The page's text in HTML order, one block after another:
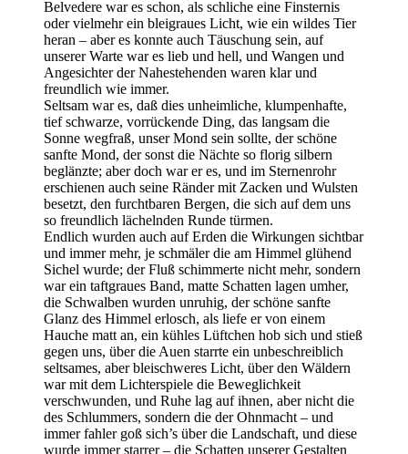
Belvedere war es schon, als schliche eine Finsternis
oder vielmehr ein bleigraues Licht, wie ein wildes Tier
heran – aber es konnte auch Täuschung sein, auf
unserer Warte war es lieb und hell, und Wangen und
Angesichter der Nahestehenden waren klar und
freundlich wie immer.
Seltsam war es, daß dies unheimliche, klumpenhafte,
tief schwarze, vorrückende Ding, das langsam die
Sonne wegfraß, unser Mond sein sollte, der schöne
sanfte Mond, der sonst die Nächte so florig silbern
beglänzte; aber doch war er es, und im Sternenrohr
erschienen auch seine Ränder mit Zacken und Wulsten
besetzt, den furchtbaren Bergen, die sich auf dem uns
so freundlich lächelnden Runde türmen.
Endlich wurden auch auf Erden die Wirkungen sichtbar
und immer mehr, je schmäler die am Himmel glühend
Sichel wurde; der Fluß schimmerte nicht mehr, sondern
war ein taftgraues Band, matte Schatten lagen umher,
die Schwalben wurden unruhig, der schöne sanfte
Glanz des Himmel erlosch, als liefe er von einem
Hauche matt an, ein kühles Lüftchen hob sich und stieß
gegen uns, über die Auen starrte ein unbeschreiblich
seltsames, aber bleischweres Licht, über den Wäldern
war mit dem Lichterspiele die Beweglichkeit
verschwunden, und Ruhe lag auf ihnen, aber nicht die
des Schlummers, sondern die der Ohnmacht – und
immer fahler goß sich’s über die Landschaft, und diese
wurde immer starrer – die Schatten unserer Gestalten